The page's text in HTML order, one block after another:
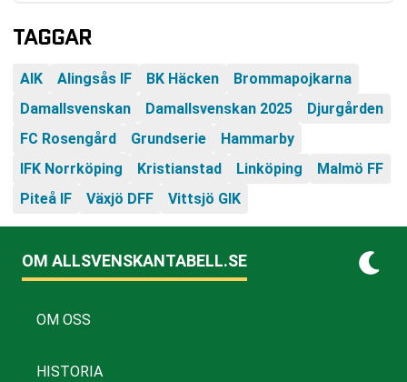
TAGGAR
AIK Alingsås IF BK Häcken
Brommapojkarna
Damallsvenskan
Damallsvenskan 2025
Djurgården
FC Rosengård
Grundserie
Hammarby
IFK Norrköping
Kristianstad Linköping
Malmö FF
Piteå IF
Växjö DFF Vittsjö GIK
OM ALLSVENSKANTABELL.SE
OM OSS
HISTORIA